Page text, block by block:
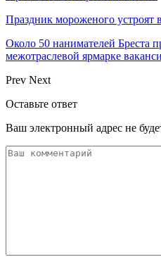
Праздник мороженого устроят
Около 50 нанимателей Бреста
межотраслевой ярмарке
Prev Next
Оставьте ответ
Ваш электронный адрес не